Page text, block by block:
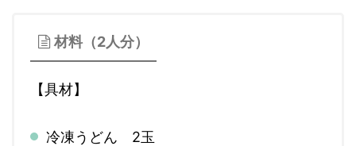
材料（2人分）
【具材】
冷凍うどん 2玉